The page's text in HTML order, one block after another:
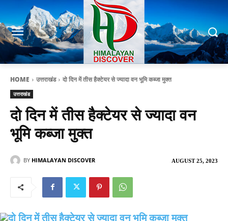
HOME उत्तराखंड दो दिन में तीस हैक्टेयर से ज्यादा वन भूमि कब्जा मुक्त
उत्तराखंड
दो दिन में तीस हैक्टेयर से ज्यादा वन
भूमि कब्जा मुक्त
AUGUST 25, 2023
BY HIMALAYAN DISCOVER